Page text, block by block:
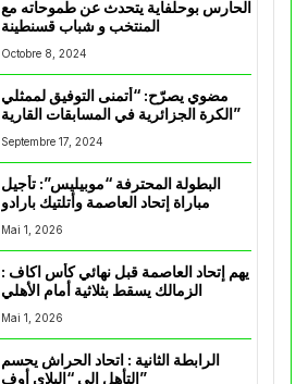
الحارس بوحلفاية يتحدث عن طموحاته مع
المنتخب و شباب قسنطينة
Octobre 8, 2024
مضوي يصرّح: “أتمنى التوفيق لممثلي
الكرة الجزائرية في المسابقات القارية”
Septembre 17, 2024
البطولة المحترفة “موبيليس”: تأجيل
مباراة إتحاد العاصمة وأتلتيك بارادو
Mai 1, 2026
يهم إتحاد العاصمة قبل نهائي كأس اكاف :
Mai 1, 2026
الرابطة الثانية : اتحاد الحراش يحسم
التأهل إلى “البلاي أوف”